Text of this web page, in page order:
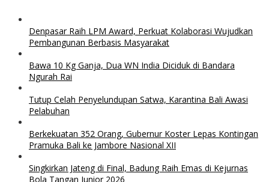
Denpasar Raih LPM Award, Perkuat Kolaborasi Wujudkan
Pembangunan Berbasis Masyarakat
Bawa 10 Kg Ganja, Dua WN India Diciduk di Bandara
Ngurah Rai
Tutup Celah Penyelundupan Satwa, Karantina Bali Awasi
Pelabuhan
Berkekuatan 352 Orang, Gubernur Koster Lepas Kontingan
Pramuka Bali ke Jambore Nasional XII
Singkirkan Jateng di Final, Badung Raih Emas di Kejurnas
Bola Tangan Junior 2026